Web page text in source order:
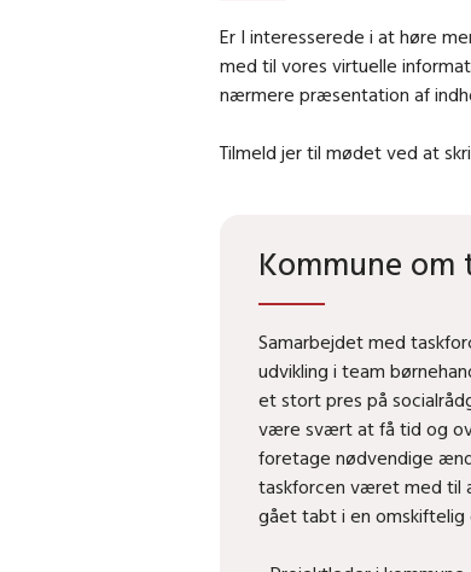
Er I interesserede i at høre
med til vores virtuelle
nærmere præsentation af
Tilmeld jer til mødet ved at
Kommune
Samarbejdet med
udvikling i team
et stort pres på
være svært at få tid og
foretage nødvendige
taskforcen været med til
gået tabt i en omskiftelig